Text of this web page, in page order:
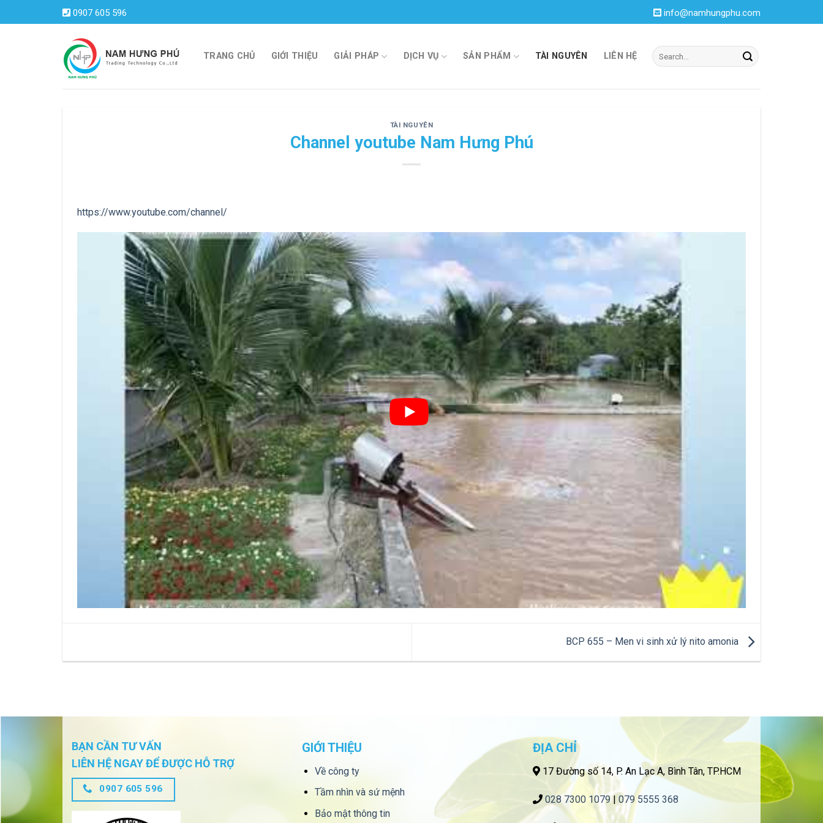
to
0907 605 596 info@namhungphu.com
TRANG CHỦ GIỚI THIỆU GIẢI PHÁP DỊCH VỤ SẢN PHẨM TÀI NGUYÊN LIÊN HỆ
TÀI NGUYÊN
Channel youtube Nam Hưng Phú
https://www.youtube.com/channel/
BCP 655 – Men vi sinh xử lý nito amonia
BẠN CẦN TƯ VẤN
LIÊN HỆ NGAY ĐỂ ĐƯỢC HỖ TRỢ
0907 605 596
GIỚI THIỆU
Về công ty
Tầm nhìn và sứ mệnh
Bảo mật thông tin
ĐỊA CHỈ
17 Đường số 14, P. An Lạc A, Bình Tân, TP.HCM
028 7300 1079|079 5555 368